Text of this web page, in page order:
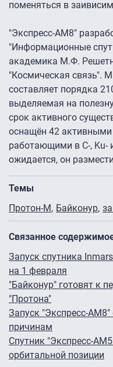
поменяться в
"Экспресс-АМ8"
"Информационные
академика М.Ф.
"Космическая связь".
составляет порядка
выделяемая на
срок активного
оснащён 42
работающими в C-, Ku-
ожидается, он
Темы
Протон-М
Байконур
Связанное
Запуск спутника
на 1 февраля
"Байконур" готовят к
"Протона"
Запуск "Экспресс-АМ8"
причинам
Спутник "Экспресс-
орбитальной позиции